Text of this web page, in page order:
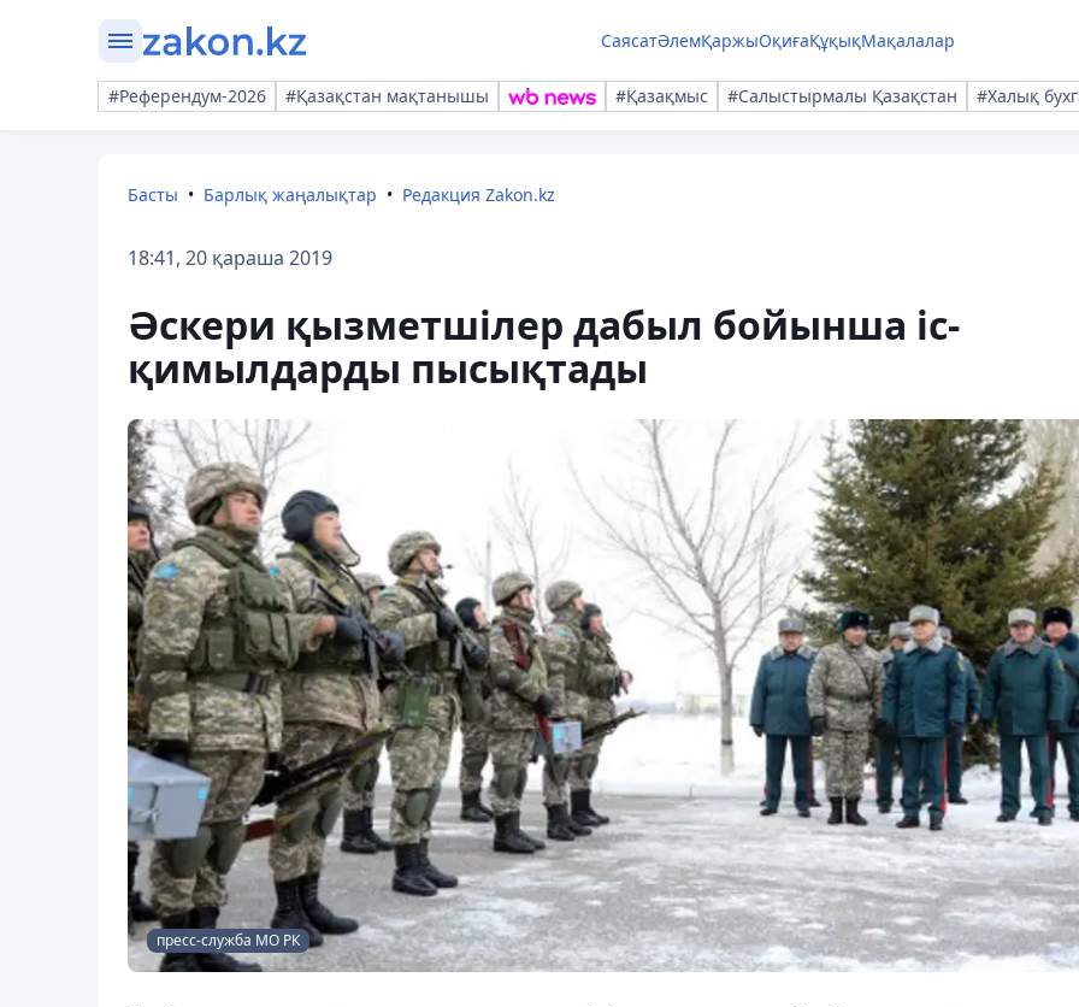
СаясатӘлемҚаржыОқиғаҚұқықМақалалар
#Референдум-2026 #Қазақстан мақтанышы #Қазақмыс #Салыстырмалы Қазақстан #Халық
Басты Барлық жаңалықтар Редакция Zakon.kz
18:41, 20 қараша 2019
Әскери қызметшілер дабыл бойынша іс-
қимылдарды пысықтады
пресс-служба МО РК